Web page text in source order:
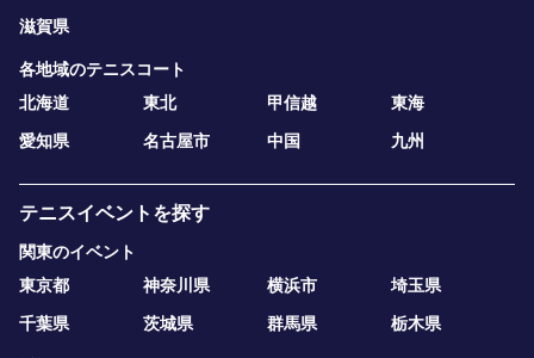
滋賀県
各地域のテニスコート
北海道
東北 甲信越
東海
愛知県
名古屋市 中国 九州
テニスイベントを探す
関東のイベント
東京都
神奈川県 横浜市
埼玉県
千葉県
茨城県 群馬県 栃木県